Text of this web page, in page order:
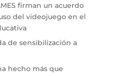
firman un acuerdo
del videojuego en el
de sensibilización a
hecho más que